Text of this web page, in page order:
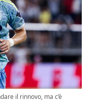
il rinnovo, ma c’è